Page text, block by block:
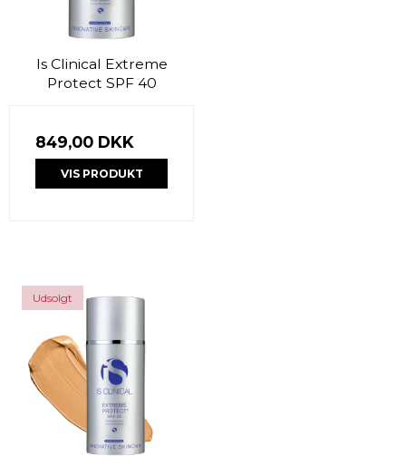
Is Clinical Extreme
Protect SPF 40
849,00 DKK
VIS PRODUKT
Udsolgt